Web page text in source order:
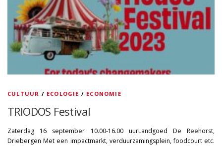
CULTUUR / ECOLOGIE / ECONOMIE
TRIODOS Festival
Zaterdag 16 september 10.00-16.00 uurLandgoed De Reehorst,
Driebergen Met een impactmarkt, verduurzamingsplein, foodcourt etc.